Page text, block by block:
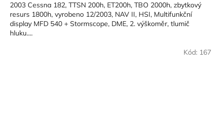
2003 Cessna 182, TTSN 200h, ET200h, TBO 2000h, zbytkový
resurs 1800h, vyrobeno 12/2003, NAV II, HSI, Multifunkční
display MFD 540 + Stormscope, DME, 2. výškoměr, tlumič
hluku....
Kód: 167